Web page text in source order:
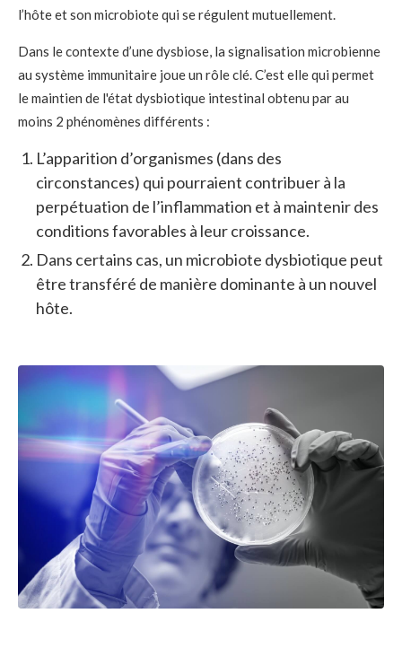
l’hôte et son microbiote qui se régulent mutuellement.
Dans le contexte d’une dysbiose, la signalisation microbienne
au système immunitaire joue un rôle clé. C’est elle qui permet
le maintien de l'état dysbiotique intestinal obtenu par au
moins 2 phénomènes différents :
L’apparition d’organismes (dans des
circonstances) qui pourraient contribuer à la
perpétuation de l’inflammation et à maintenir des
conditions favorables à leur croissance.
Dans certains cas, un microbiote dysbiotique peut
être transféré de manière dominante à un nouvel
hôte.